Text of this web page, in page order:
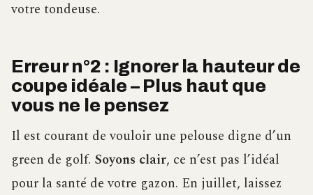
votre tondeuse.
Erreur n°2 : Ignorer la hauteur de
coupe idéale – Plus haut que
vous ne le pensez
Il est courant de vouloir une pelouse digne d’un
green de golf. Soyons clair, ce n’est pas l’idéal
pour la santé de votre gazon. En juillet, laissez